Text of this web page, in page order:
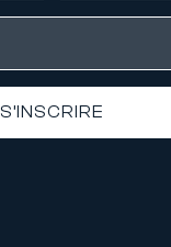
S’INSCRIRE